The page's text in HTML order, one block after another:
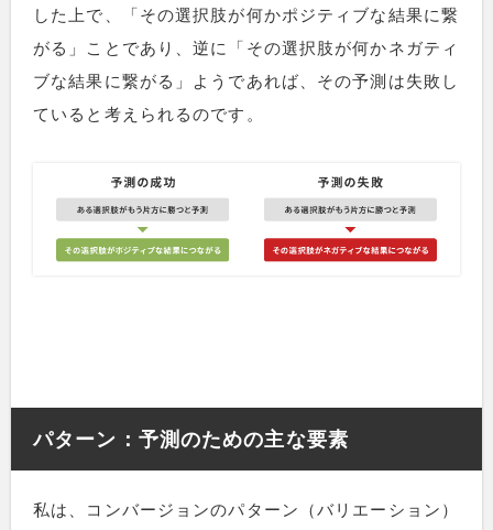
した上で、「その選択肢が何かポジティブな結果に繋
がる」ことであり、逆に「その選択肢が何かネガティ
ブな結果に繋がる」ようであれば、その予測は失敗し
ていると考えられるのです。
パターン：予測のための主な要素
私は、コンバージョンのパターン（バリエーション）